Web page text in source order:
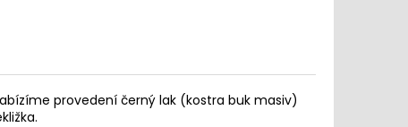
provedení černý lak (kostra buk masiv)